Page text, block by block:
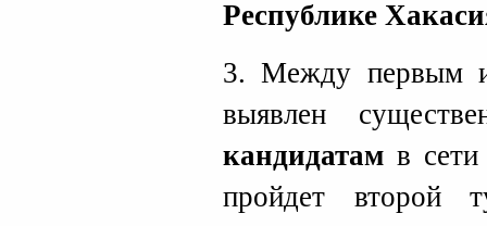
Республике
3. Между первым
выявлен
кандидатам в
пройдет второй